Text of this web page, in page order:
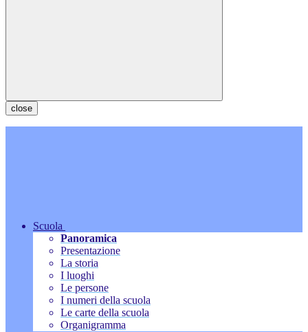
close
Scuola
Panoramica
Presentazione
La storia
I luoghi
Le persone
I numeri della scuola
Le carte della scuola
Organigramma